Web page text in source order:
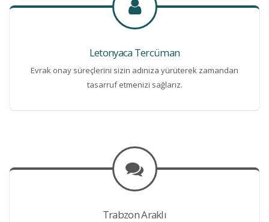
Letonyaca Tercüman
Evrak onay süreçlerini sizin adınıza yürüterek zamandan
tasarruf etmenizi sağlarız.
Trabzon Araklı